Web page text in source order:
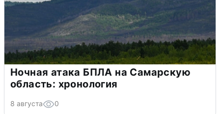
Ночная атака БПЛА на Самарскую
область: хронология
8 августа 0